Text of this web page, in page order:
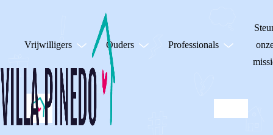
Vrijwilligers Ouders Professionals